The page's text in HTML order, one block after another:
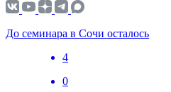
До семинара в Сочи осталось
4
0